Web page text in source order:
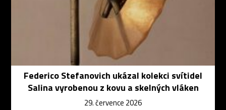
Federico Stefanovich ukázal kolekci svítidel
Salina vyrobenou z kovu a skelných vláken
29. července 2026